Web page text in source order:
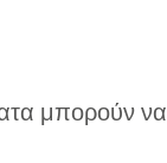
μπορούν να